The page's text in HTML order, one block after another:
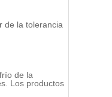
de la tolerancia
de la
Los productos